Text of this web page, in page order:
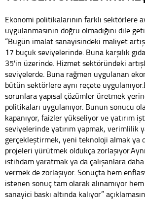
Ekonomi politikalarının farklı sektörlere
uygulanmasının doğru olmadığını dile
“Bugün imalat sanayisindeki maliyet
17 buçuk seviyelerinde. Buna karşılık
35'in üzerinde. Hizmet sektöründeki
seviyelerde. Buna rağmen uygulanan
bütün sektörlere aynı reçete
sorunlara yapısal çözümler üretmek
politikaları uygulanıyor. Bunun sonucu
kapanıyor, faizler yükseliyor ve yatırım
seviyelerinde yatırım yapmak, verimlilik
gerçekleştirmek, yeni teknoloji almak ya
projeleri yürütmek oldukça
istihdam yaratmak ya da çalışanlara
vermek de zorlaşıyor. Sonuçta hem
istenen sonuç tam olarak alınamıyor
sanayici baskı altında kalıyor”